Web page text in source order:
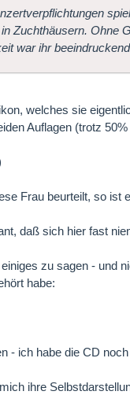
Zuchthäusern. Ohne
war ihr
welches sie
Auflagen (trotz
Frau beurteilt, so ist
daß sich hier fast
zu sagen - und
habe:
- ich habe die CD
ihre